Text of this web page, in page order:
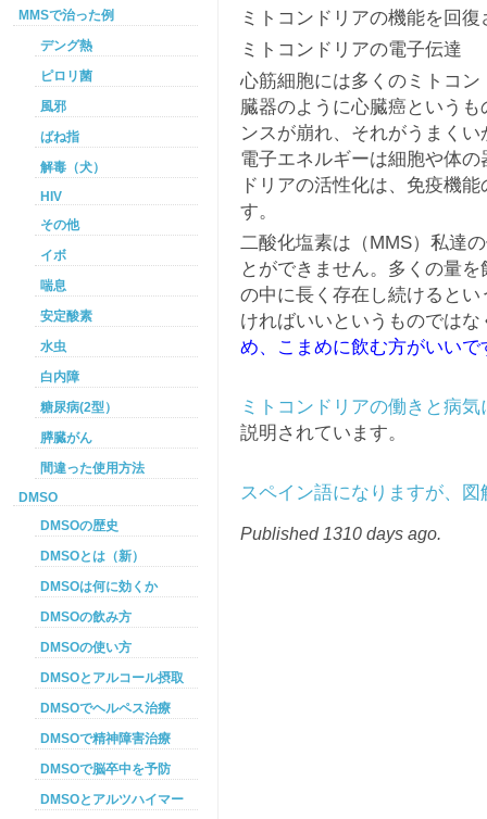
ミトコンドリアの機能を回復
ミトコンドリアの電子伝達
心筋細胞には多くのミトコ
臓器のように心臓癌という
ンスが崩れ、それがうまく
電子エネルギーは細胞や体
ドリアの活性化は、免疫機
す。
二酸化塩素は（MMS）私達
とができません。多くの量
の中に長く存在し続けると
ければいいというものではな
め、こまめに飲む方がいいで
ミトコンドリアの働きと病気
説明されています。
スペイン語になりますが、
Published 1310 days ago.
MMSで治った例
デング熱
ピロリ菌
風邪
ばね指
解毒（犬）
HIV
その他
イボ
喘息
安定酸素
水虫
白内障
糖尿病(2型）
膵臓がん
間違った使用方法
DMSO
DMSOの歴史
DMSOとは（新）
DMSOは何に効くか
DMSOの飲み方
DMSOの使い方
DMSOとアルコール摂取
DMSOでヘルペス治療
DMSOで精神障害治療
DMSOで脳卒中を予防
DMSOとアルツハイマー